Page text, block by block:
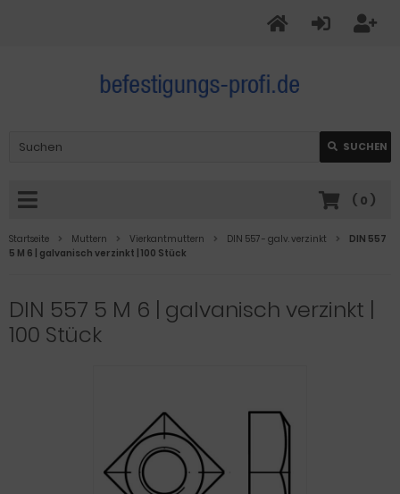
SUCHEN
( 0 )
Startseite Muttern Vierkantmuttern DIN 557 - galv. verzinkt
DIN 557
5 M 6 | galvanisch verzinkt | 100 Stück
DIN 557 5 M 6 | galvanisch verzinkt |
100 Stück